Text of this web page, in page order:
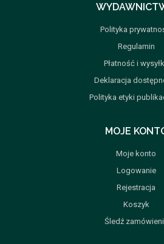
Polityka
Regulamin
Płatność i
Deklaracja
Polityka etyki
MOJE
Moje konto
Logowanie
Rejestracja
Koszyk
Śledź